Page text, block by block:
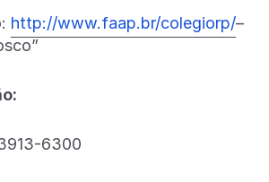
http://www.faap.br/colegiorp/–
6300